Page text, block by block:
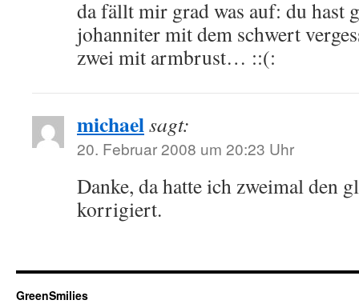
da fällt mir grad was auf: du hast
johanniter mit dem schwert
zwei mit armbrust… ::(:
michaelsagt:
20. Februar 2008 um 20:23 Uhr
Danke, da hatte ich zweimal den
korrigiert.
GreenSmilies